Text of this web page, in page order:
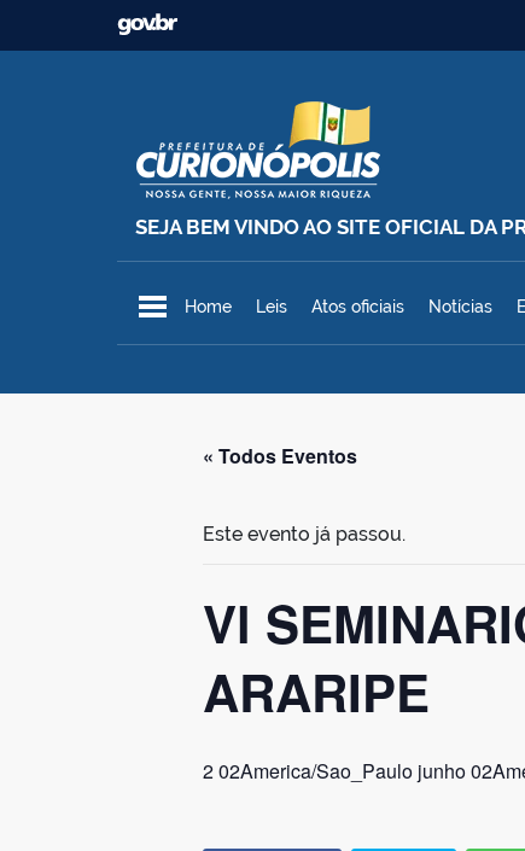
Ir para o conteúdo
SEJA BEM VINDO AO SITE OFICIAL DA
Prefeitura Municipal de
Home Leis Atos oficiais Notícias
« Todos Eventos
Este evento já passou.
Vl
ARARIPE
2 02America/Sao_Paulo junho